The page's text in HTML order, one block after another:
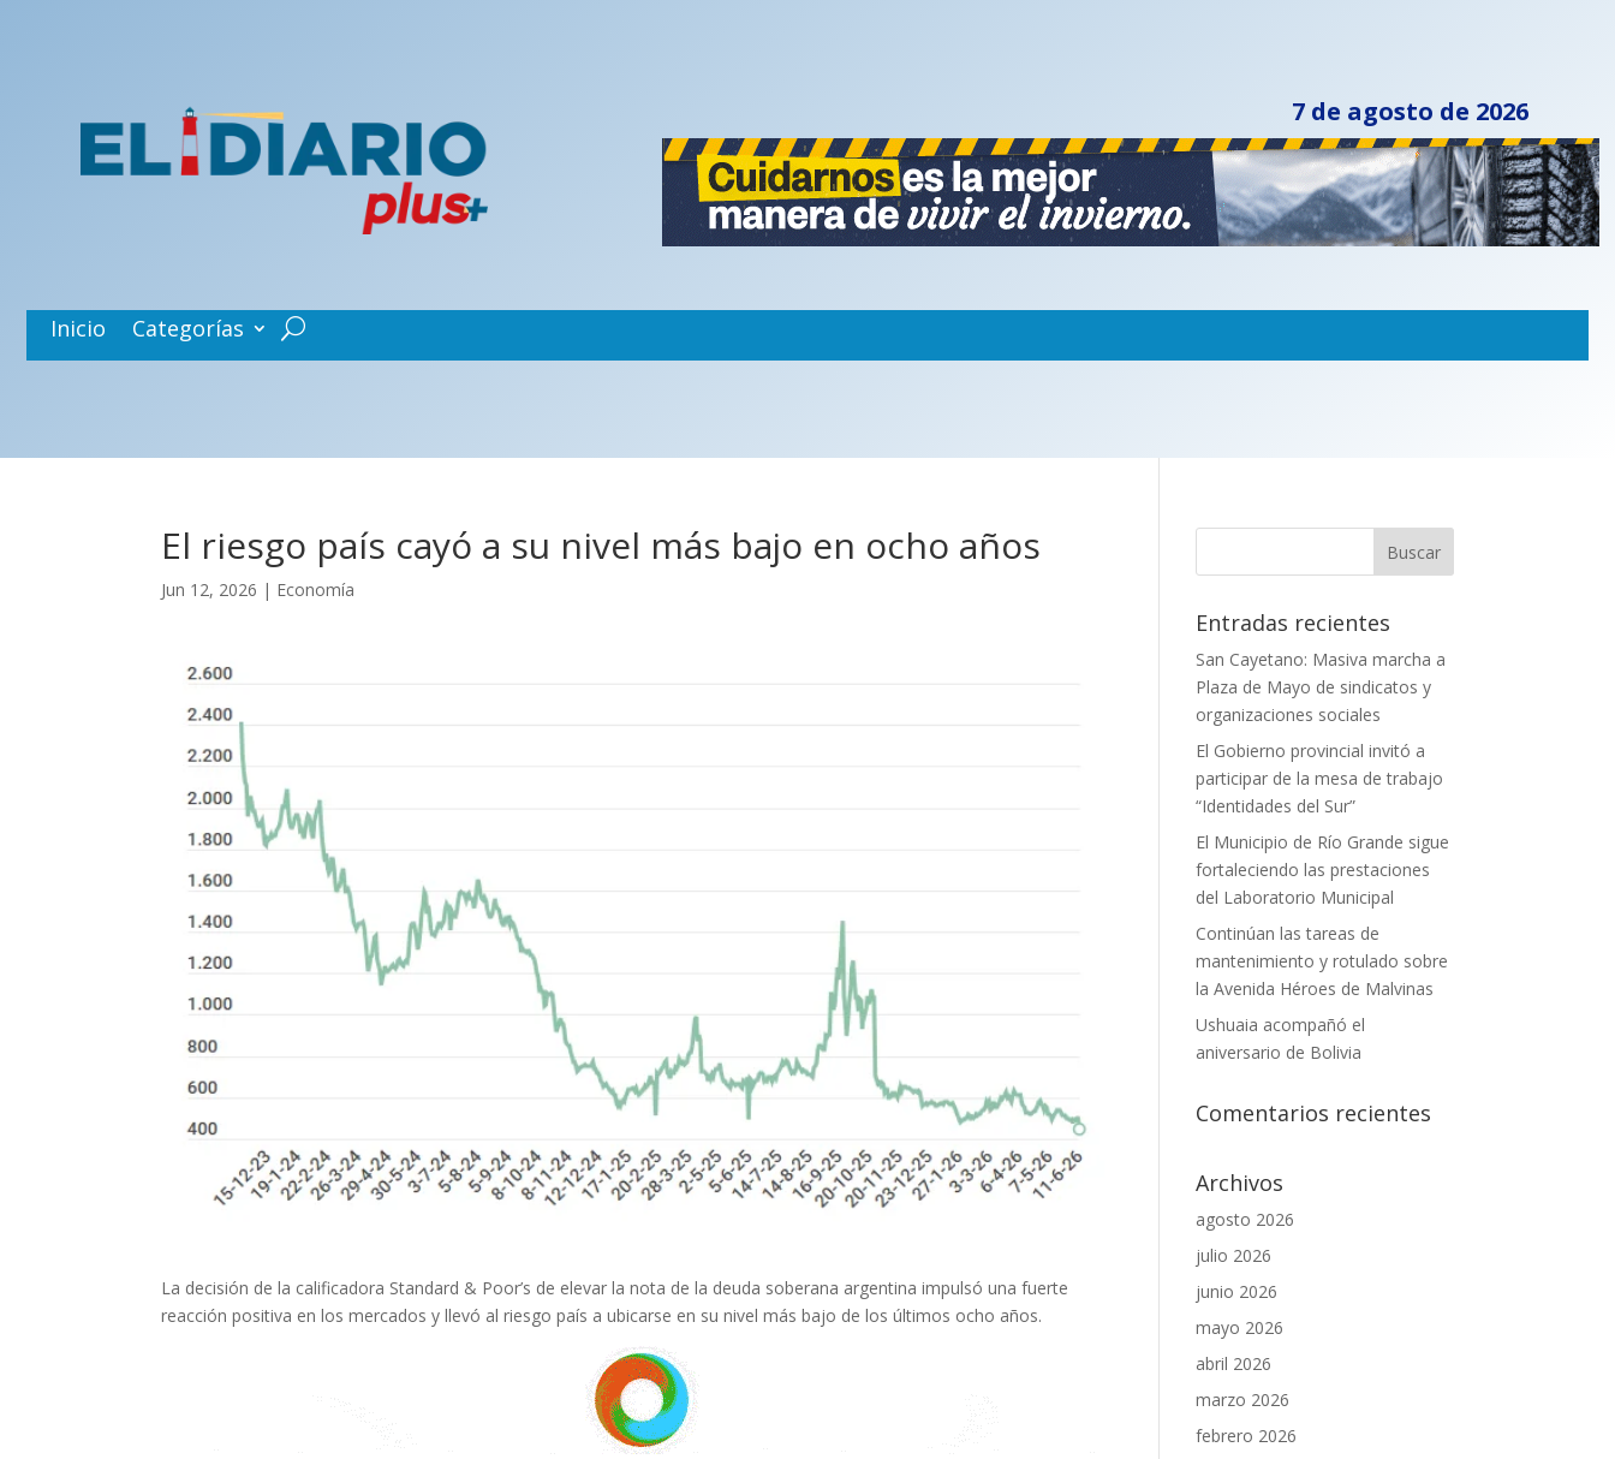
7 de agosto de 2026
Inicio Categorías
El riesgo país cayó a su nivel más bajo en ocho años
Jun 12, 2026 | Economía
La decisión de la calificadora Standard & Poor’s de elevar la nota de la deuda soberana argentina impulsó una fuerte
reacción positiva en los mercados y llevó al riesgo país a ubicarse en su nivel más bajo de los últimos ocho años.
Entradas recientes
San Cayetano: Masiva marcha a
Plaza de Mayo de sindicatos y
organizaciones sociales
El Gobierno provincial invitó a
participar de la mesa de trabajo
“Identidades del Sur”
El Municipio de Río Grande sigue
fortaleciendo las prestaciones
del Laboratorio Municipal
Continúan las tareas de
mantenimiento y rotulado sobre
la Avenida Héroes de Malvinas
Ushuaia acompañó el
aniversario de Bolivia
Comentarios recientes
Archivos
agosto 2026
julio 2026
junio 2026
mayo 2026
abril 2026
marzo 2026
febrero 2026